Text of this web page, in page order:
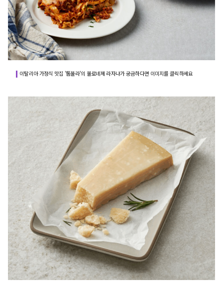
이탈리아 가정식 맛집 '톰볼라'의 볼로네제 라자냐가 궁금하다면 이미지를 클릭하세요